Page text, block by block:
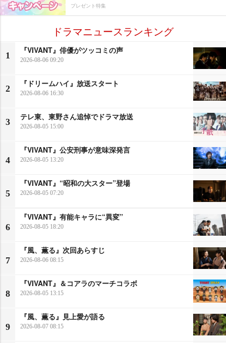
プレゼント特集
ドラマニュースランキング
1
『VIVANT』俳優がツッコミの声
2026-08-06 09:20
2
『ドリームハイ』放送スタート
2026-08-06 16:30
3
テレ東、東野さん追悼でドラマ放送
2026-08-05 15:00
4
『VIVANT』公安刑事が意味深発言
2026-08-05 13:20
5
『VIVANT』“昭和の大スター”登場
2026-08-05 07:20
6
『VIVANT』有能キャラに“異変”
2026-08-05 18:20
7
『風、薫る』次回あらすじ
2026-08-06 08:15
8
『VIVANT』＆コアラのマーチコラボ
2026-08-05 13:15
9
『風、薫る』見上愛が語る
2026-08-07 08:15